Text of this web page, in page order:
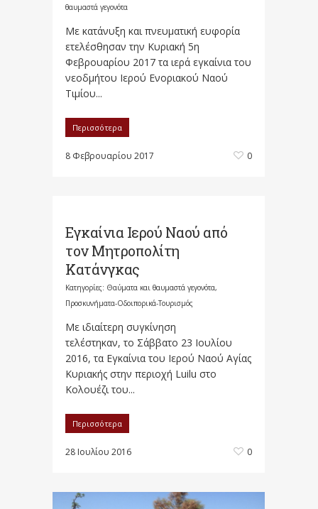
θαυμαστά γεγονότα
Με κατάνυξη και πνευματική ευφορία
ετελέσθησαν την Κυριακή 5η
Φεβρουαρίου 2017 τα ιερά εγκαίνια του
νεοδμήτου Ιερού Ενοριακού Ναού
Τιμίου...
Περισσότερα
8 Φεβρουαρίου 2017 0
Εγκαίνια Ιερού Ναού από
τον Μητροπολίτη
Κατάνγκας
Κατηγορίες: Θαύματα και θαυμαστά γεγονότα,
Προσκυνήματα-Οδοιπορικά-Τουρισμός
Με ιδιαίτερη συγκίνηση
τελέστηκαν, το Σάββατο 23 Ιουλίου
2016, τα Εγκαίνια του Ιερού Ναού Αγίας
Κυριακής στην περιοχή Luilu στο
Κολουέζι του...
Περισσότερα
28 Ιουλίου 2016 0